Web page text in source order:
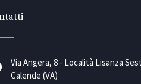
Via Angera, 8 - Località Lisanza
Calende (VA)